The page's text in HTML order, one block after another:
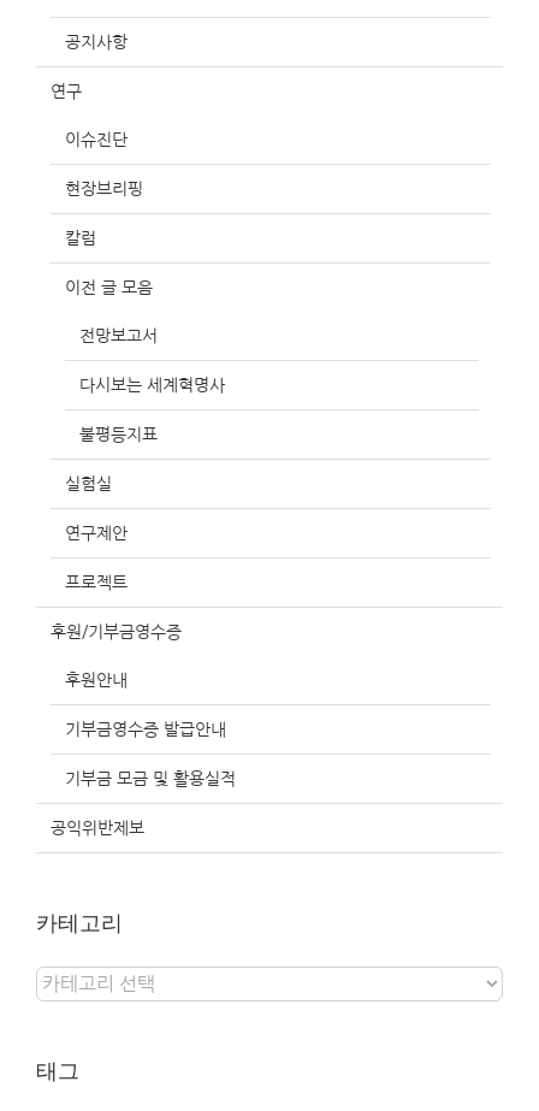
공지사항
연구
이슈진단
현장브리핑
칼럼
이전 글 모음
전망보고서
다시보는 세계혁명사
불평등지표
실험실
연구제안
프로젝트
후원/기부금영수증
후원안내
기부금영수증 발급안내
기부금 모금 및 활용실적
공익위반제보
카테고리
카
테
태그